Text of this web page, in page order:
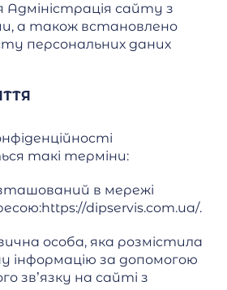
Адміністрація сайту з
а також встановлено
персональних даних
такі терміни:
в мережі
dipservis.com.ua/.
особа, яка розмістила
інформацію за допомогою
зв’язку на сайті з